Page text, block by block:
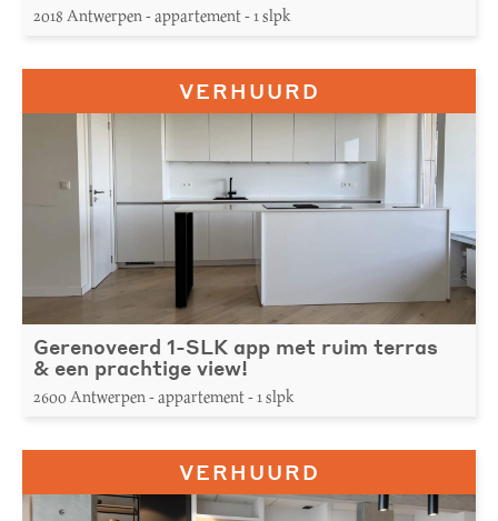
2018 Antwerpen - appartement - 1 slpk
VERHUURD
Gerenoveerd 1-SLK app met ruim terras
& een prachtige view!
2600 Antwerpen - appartement - 1 slpk
VERHUURD